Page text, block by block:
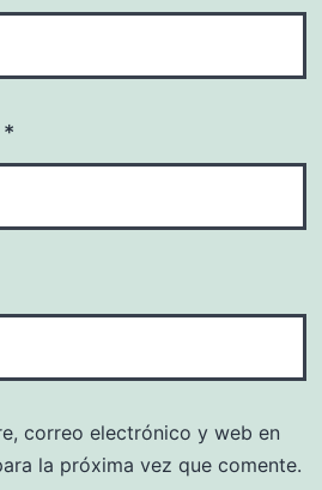
*
correo electrónico y web en
la próxima vez que comente.